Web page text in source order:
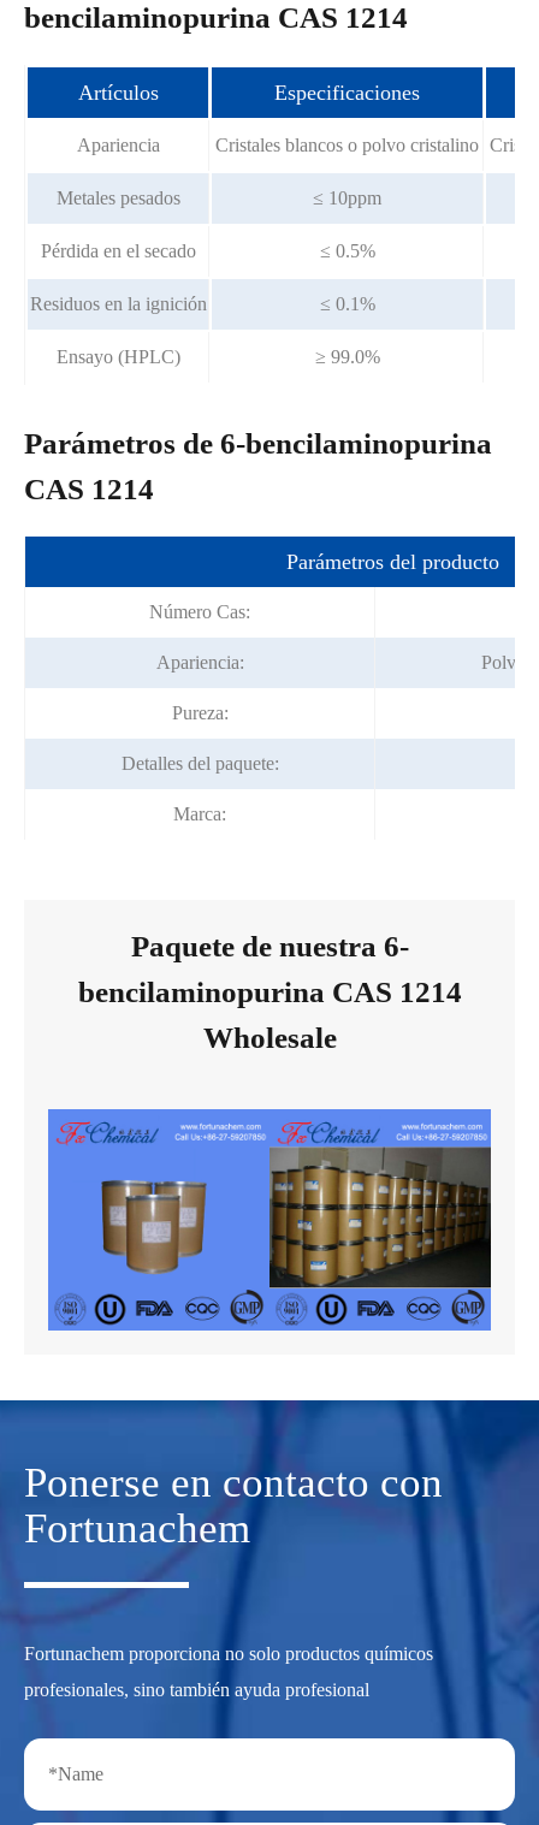
bencilaminopurina CAS 1214
Artículos Especificaciones
Apariencia Cristales blancos o polvo cristalino
Metales pesados ≤ 10ppm
Pérdida en el secado ≤ 0.5%
Residuos en la ignición ≤ 0.1%
Ensayo (HPLC) ≥ 99.0%
Parámetros de 6-bencilaminopurina
CAS 1214
Parámetros del producto
Número Cas:
Apariencia: Polvo
Pureza:
Detalles del paquete:
Marca:
Paquete de nuestra 6-
bencilaminopurina CAS 1214
Wholesale
Ponerse en contacto con
Fortunachem
Fortunachem proporciona no solo productos químicos
profesionales, sino también ayuda profesional